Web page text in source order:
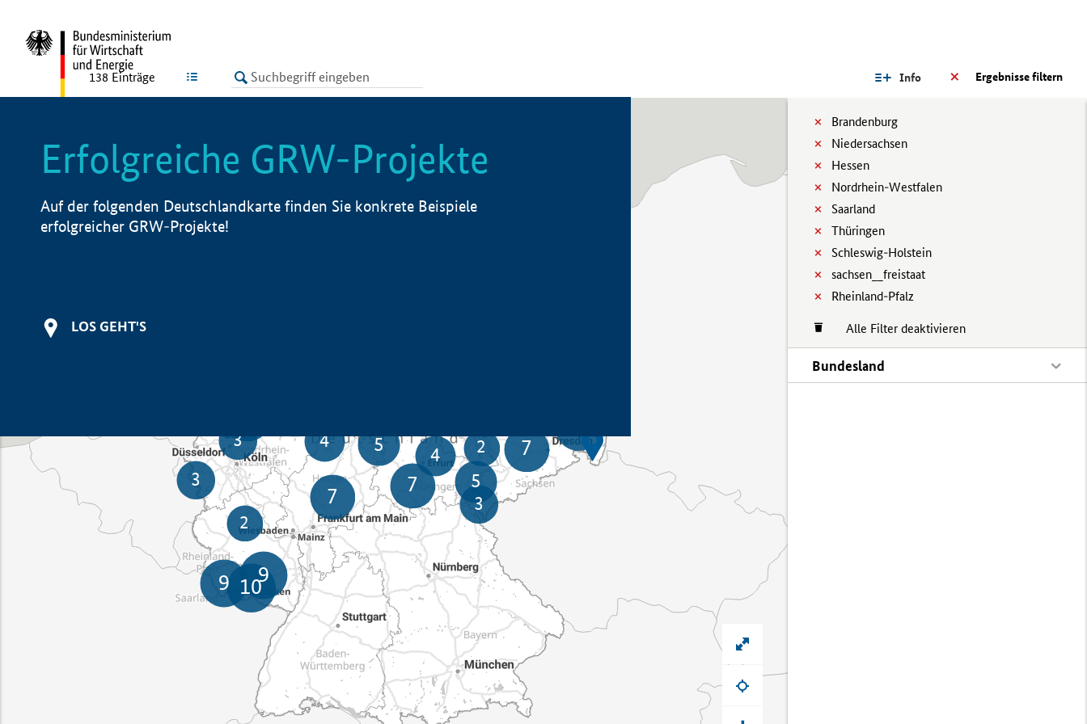
LISTE Ergebnisse filtern
Info
Brandenburg
Niedersachsen
Hessen
Nordrhein-Westfalen
Saarland
Thüringen
Schleswig-Holstein
sachsen__freistaat
Rheinland-Pfalz
Alle Filter deaktivieren
Bundesland
138 Einträge
Erfolgreiche GRW-Projekte
Auf der folgenden Deutschlandkarte finden Sie konkrete Beispiele
erfolgreicher GRW-Projekte!
LOS GEHT'S